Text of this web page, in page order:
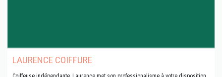
LAURENCE COIFFURE